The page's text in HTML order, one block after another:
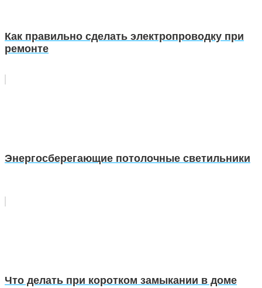
Как правильно сделать электропроводку при
ремонте
Энергосберегающие потолочные светильники
Что делать при коротком замыкании в доме